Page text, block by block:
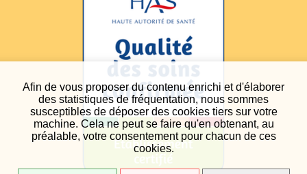
Afin de vous proposer du contenu enrichi et d'élaborer
des statistiques de fréquentation, nous sommes
susceptibles de déposer des cookies tiers sur votre
machine. Cela ne peut se faire qu'en obtenant, au
préalable, votre consentement pour chacun de ces
cookies.